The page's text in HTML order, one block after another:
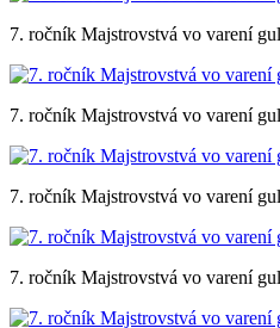
7. ročník Majstrovstvá vo varení
7. ročník Majstrovstvá vo varení
7. ročník Majstrovstvá vo varení
7. ročník Majstrovstvá vo varení